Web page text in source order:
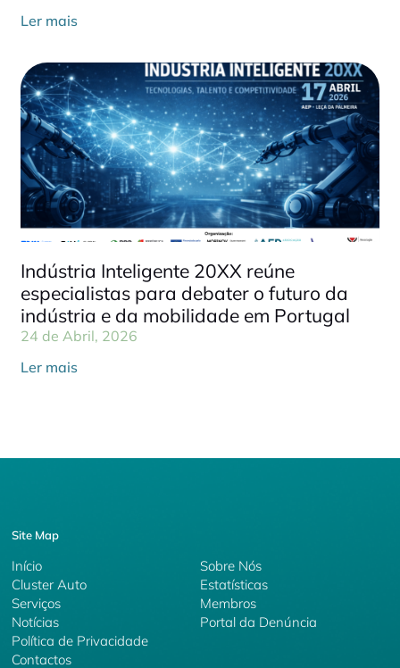
Ler mais
Indústria Inteligente 20XX reúne
especialistas para debater o futuro da
indústria e da mobilidade em Portugal
24 de Abril, 2026
Ler mais
Site Map
Início
Cluster Auto
Serviços
Sobre Nós
Estatísticas
Membros
Notícias
Política de Privacidade
Portal da Denúncia
Contactos